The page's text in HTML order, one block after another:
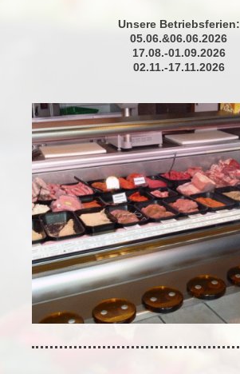
Unsere Betriebsferien:
05.06.&06.06.2026
17.08.-01.09.2026
02.11.-17.11.2026